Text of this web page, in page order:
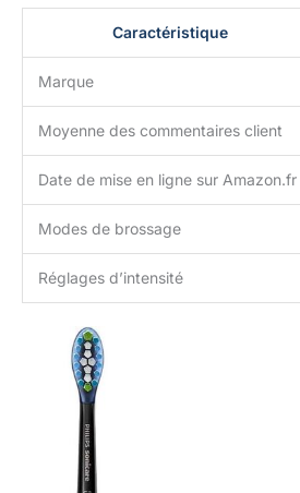
Caractéristique
Marque
Moyenne des commentaires client
Date de mise en ligne sur Amazon.fr
Modes de brossage
Réglages d’intensité